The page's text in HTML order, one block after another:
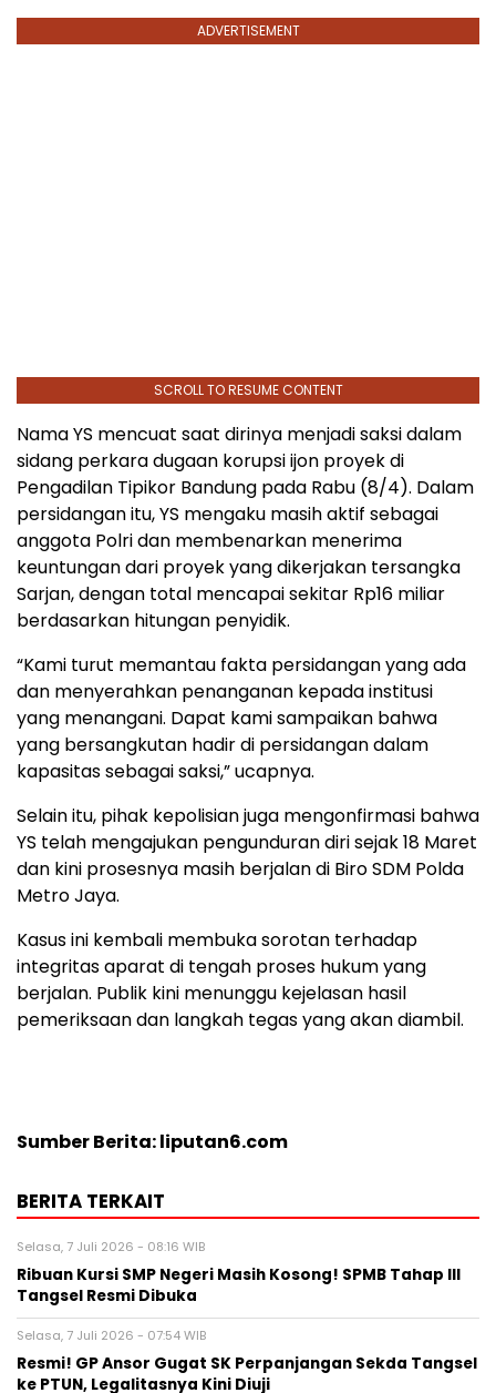
ADVERTISEMENT
SCROLL TO RESUME CONTENT
Nama YS mencuat saat dirinya menjadi saksi dalam
sidang perkara dugaan korupsi ijon proyek di
Pengadilan Tipikor Bandung pada Rabu (8/4). Dalam
persidangan itu, YS mengaku masih aktif sebagai
anggota Polri dan membenarkan menerima
keuntungan dari proyek yang dikerjakan tersangka
Sarjan, dengan total mencapai sekitar Rp16 miliar
berdasarkan hitungan penyidik.
“Kami turut memantau fakta persidangan yang ada
dan menyerahkan penanganan kepada institusi
yang menangani. Dapat kami sampaikan bahwa
yang bersangkutan hadir di persidangan dalam
kapasitas sebagai saksi,” ucapnya.
Selain itu, pihak kepolisian juga mengonfirmasi bahwa
YS telah mengajukan pengunduran diri sejak 18 Maret
dan kini prosesnya masih berjalan di Biro SDM Polda
Metro Jaya.
Kasus ini kembali membuka sorotan terhadap
integritas aparat di tengah proses hukum yang
berjalan. Publik kini menunggu kejelasan hasil
pemeriksaan dan langkah tegas yang akan diambil.
Sumber Berita: liputan6.com
BERITA TERKAIT
Selasa, 7 Juli 2026 - 08:16 WIB
Ribuan Kursi SMP Negeri Masih Kosong! SPMB Tahap III
Tangsel Resmi Dibuka
Selasa, 7 Juli 2026 - 07:54 WIB
Resmi! GP Ansor Gugat SK Perpanjangan Sekda Tangsel
ke PTUN, Legalitasnya Kini Diuji